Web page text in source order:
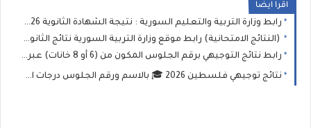
اقرا ايضا
رابط وزارة التربية والتعليم السورية : نتيجة الشهادة الثانوية 2026 نتائج البكالوريا برقم الاكتتاب
(النتائج الامتحانية) رابط موقع وزارة التربية السورية نتائج الثانوية العامة في سوريا 2026 نتيجة البكالوريا حسب الاسم ورقم الاكتتاب
رابط نتائج التوجيهي برقم الجلوس المكون من (6 أو 8 خانات) عبر موقع وزارة التربية والتعليم الفلسطينية
نتائج توجيهي فلسطين 2026 🎓 بالاسم ورقم الجلوس درجات امتحان الثانوية العامة (التوجيهي)